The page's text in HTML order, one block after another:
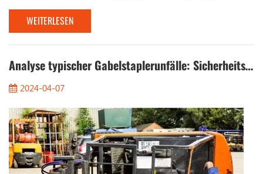
Unerwartete Inspektion. Wie lange ist es her, dass Sie die
Batterie des Gabelstaplers mit Wasser gefüllt haben? Werfen
Sie einen kurzen Blick auf den Batteriestand Ihres Gabelstaplers
! Die Häufigkeit des Nachfüllens von Wasser in die Batterie des
Gabelstaplers hängt hauptsächlich vo...
WEITERLESEN
Analyse typischer Gabelstaplerunfälle: Sicherheitsrisiken vollständig eliminieren
2024-04-07